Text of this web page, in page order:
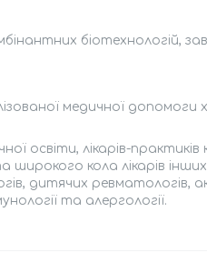
біотехнологій,
медичної допомоги
освіти, лікарів-практиків
широкого кола лікарів інших
дитячих ревматологів,
та алергології.